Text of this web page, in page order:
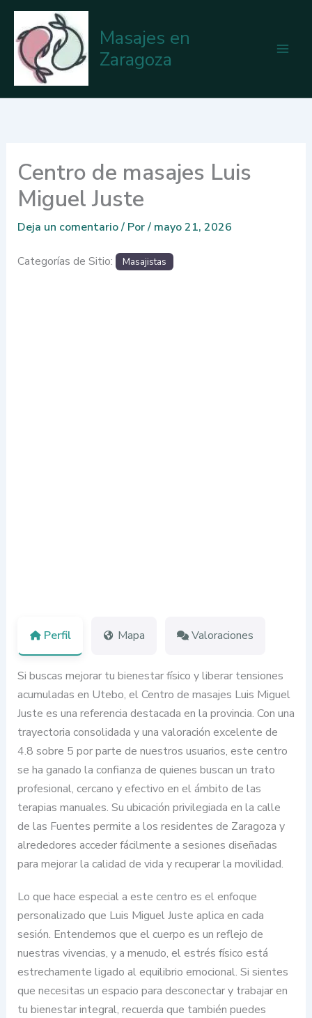
contenido
Masajes en
Zaragoza
Centro de masajes Luis
Miguel Juste
Deja un comentario/ Por/ mayo 21, 2026
Categorías de Sitio: Masajistas
Perfil Mapa Valoraciones
Si buscas mejorar tu bienestar físico y liberar tensiones
acumuladas en Utebo, el Centro de masajes Luis Miguel
Juste es una referencia destacada en la provincia. Con una
trayectoria consolidada y una valoración excelente de
4.8 sobre 5 por parte de nuestros usuarios, este centro
se ha ganado la confianza de quienes buscan un trato
profesional, cercano y efectivo en el ámbito de las
terapias manuales. Su ubicación privilegiada en la calle
de las Fuentes permite a los residentes de Zaragoza y
alrededores acceder fácilmente a sesiones diseñadas
para mejorar la calidad de vida y recuperar la movilidad.
Lo que hace especial a este centro es el enfoque
personalizado que Luis Miguel Juste aplica en cada
sesión. Entendemos que el cuerpo es un reflejo de
nuestras vivencias, y a menudo, el estrés físico está
estrechamente ligado al equilibrio emocional. Si sientes
que necesitas un espacio para desconectar y trabajar en
tu bienestar integral, recuerda que también puedes